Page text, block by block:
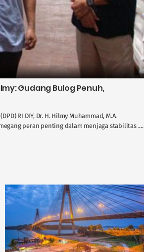
Gudang Bulog Penuh,
RI DIY, Dr. H. Hilmy Muhammad, M.A.
peran penting dalam menjaga stabilitas ....